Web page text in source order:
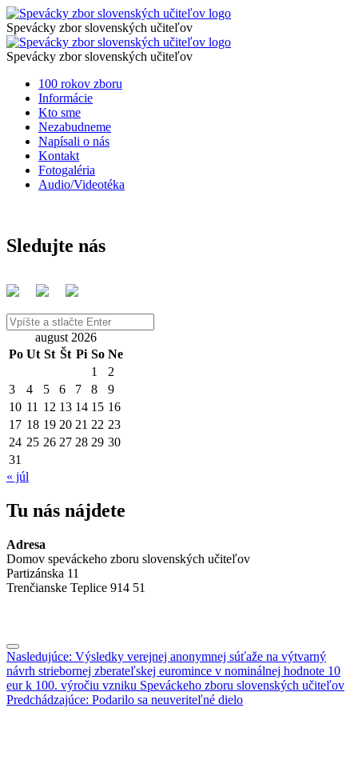
Novinka
pri
príležitosti
krásneho
jubilea.
Významná
medaila
pre
známe
-
zbor
slovenských
učiteľov
Spevácky
slovenských
Spevácky zbor slovenských učiteľov
Novinka
pri
príležitosti
krásneho
jubilea.
Významná
medaila
hudobné
teleso!
-
Spevácky
zbor
slovenských
Spevácky
Spevácky zbor slovenských učiteľov
Preskočiť
obsah
100 rokov zboru
Informácie
Kto sme
Nezabudneme
Napísali o nás
Kontakt
Fotogaléria
Audio/Videotéka
Sledujte nás
Vyhľadávanie
august 2026
Po Ut St Št Pi So Ne
1
2
3
4 5 6 7 8
9
10 11 12 13 14 15 16
17 18 19 20 21 22 23
24 25 26 27 28 29 30
31
« júl
Tu nás nájdete
Adresa
Domov speváckeho zboru slovenských učiteľov
Partizánska 11
Trenčianske Teplice 914 51
Jedálny
lístok
Navigácia
v
článkoch
Nasledujúce: Výsledky verejnej anonymnej súťaže na výtvarný
návrh striebornej zberateľskej euromince v nominálnej hodnote 10
eur k 100. výročiu vzniku Speváckeho zboru slovenských učiteľov
Predchádzajúce: Podarilo sa neuveriteľné dielo